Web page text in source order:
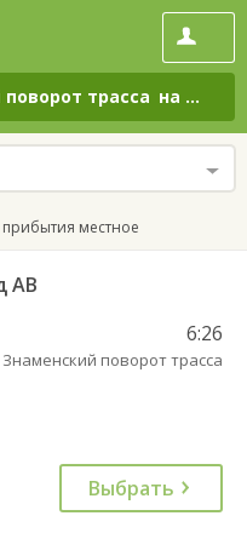
трасса на все дни
местное
АВ
6:26
Знаменский поворот трасса
Выбрать